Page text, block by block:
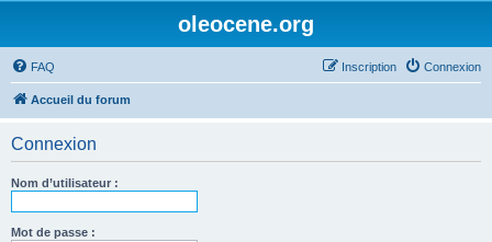
oleocene.org
FAQ Connexion
Inscription
Accueil du forum
Connexion
Nom d’utilisateur :
Mot de passe :